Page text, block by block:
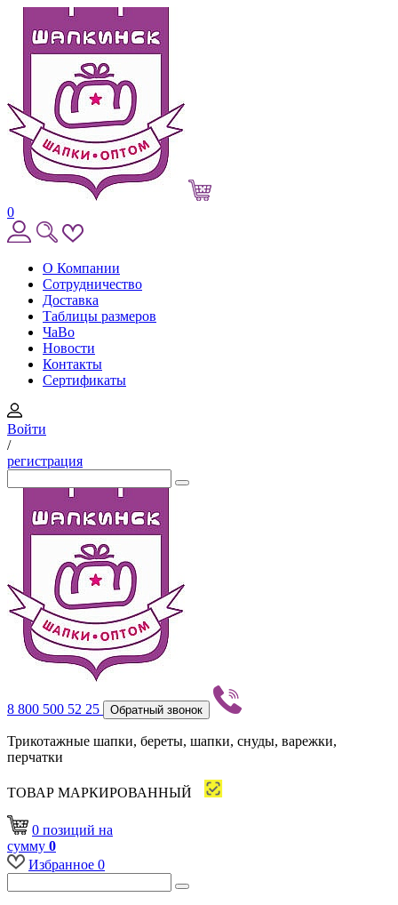
0
О Компании
Сотрудничество
Доставка
Таблицы размеров
ЧаВо
Новости
Контакты
Сертификаты
Войти
/
регистрация
8 800 500 52 25 Обратный звонок
Трикотажные шапки, береты, шапки, снуды, варежки,
перчатки
ТОВАР МАРКИРОВАННЫЙ
0 позиций на
сумму 0
Избранное 0